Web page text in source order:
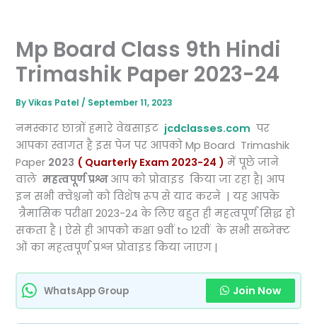
Mp Board Class 9th Hindi
Trimashik Paper 2023-24
ByVikas Patel/ September 11, 2023
नमस्कार छात्रों हमारे वेबसाइट jcdclasses.com पर
आपका स्वागत है इस पेज पर आपको Mp Board Trimashik
Paper 2023 ( Quarterly Exam 2023-24 ) में पूछे जाने
वालेमहत्वपूर्ण प्रश्न आप को प्रोवाइड किया जा रहा है| आप
इन सभी क्वेश्चनो को विशेष रूप से याद करने | यह आपके
त्रैमासिक परीक्षा 2023-24 के लिए बहुत ही महत्वपूर्ण सिद्ध हो
सकता है | ऐसे ही आपको कक्षा 9वीं to 12वीं के सभी सब्जेक्ट
ओं का महत्वपूर्ण प्रश्न प्रोवाइड किया जाएग |
WhatsApp Group Join Now